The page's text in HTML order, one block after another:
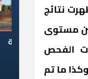
أظهرت نتائج
الجاري تحسن مستوى
الفحص
ما تم
العقارية
السيسي؟